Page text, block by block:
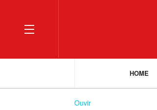
OFF CANVAS
HOME
Ouvir